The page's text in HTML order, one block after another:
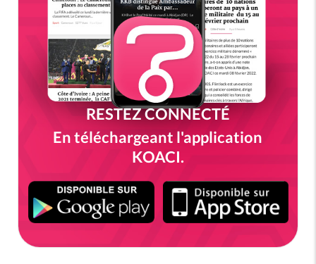
RESTEZ CONNECTÉ
En téléchargeant l'application
KOACI.